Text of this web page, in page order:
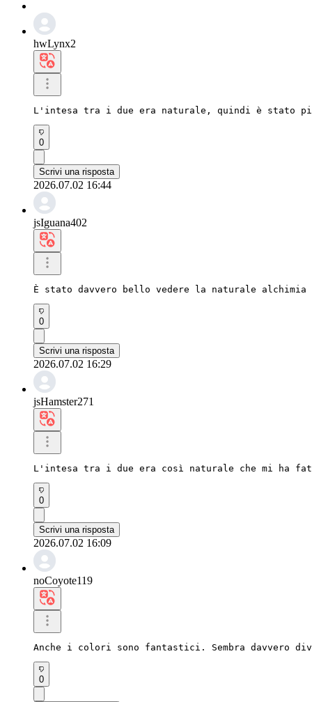
hwLynx2
L'intesa tra i due era naturale, quindi è stato
0
Scrivi una risposta
2026.07.02 16:44
jsIguana402
È stato davvero bello vedere la naturale
0
Scrivi una risposta
2026.07.02 16:29
jsHamster271
L'intesa tra i due era così naturale che mi ha
0
Scrivi una risposta
2026.07.02 16:09
noCoyote119
Anche i colori sono fantastici. Sembra davvero
0